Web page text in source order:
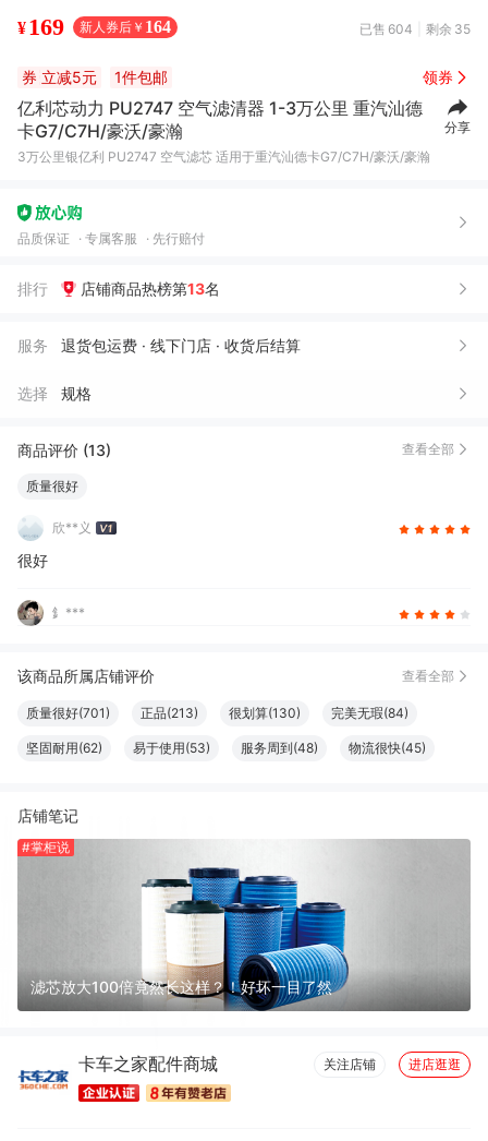
¥169 新人券后￥ 164 已售 604 剩余 35
券 立减5元 1件包邮 领券
亿利芯动力 PU2747 空气滤清器 1-3万公里 重汽汕德
卡G7/C7H/豪沃/豪瀚
3万公里银亿利 PU2747 空气滤芯 适用于重汽汕德卡G7/C7H/豪沃/豪瀚
分享
品质保证 专属客服 先行赔付
排行 店铺商品热榜第13名
服务 退货包运费 · 线下门店 · 收货后结算
选择 规格
商品评价 (13) 查看全部
质量很好
欣**义
很好
釒***
该商品所属店铺评价 查看全部
质量很好(701) 正品(213) 很划算(130) 完美无瑕(84)
坚固耐用(62) 易于使用(53) 服务周到(48) 物流很快(45)
包装很好(11)
安装便捷(10)
很舒服(7) 很好看(6)
店铺笔记
#掌柜说
滤芯放大100倍竟然长这样？！好坏一目了然
卡车之家配件商城 关注店铺 进店逛逛